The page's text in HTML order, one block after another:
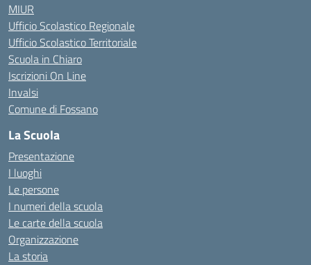
MIUR
Ufficio Scolastico Regionale
Ufficio Scolastico Territoriale
Scuola in Chiaro
Iscrizioni On Line
Invalsi
Comune di Fossano
La Scuola
Presentazione
I luoghi
Le persone
I numeri della scuola
Le carte della scuola
Organizzazione
La storia